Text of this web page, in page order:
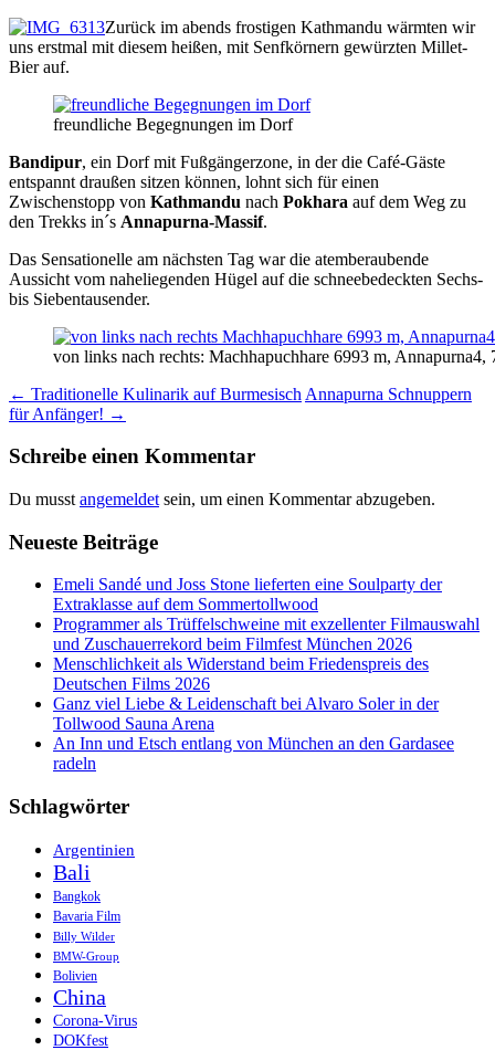
Zurück im abends frostigen Kathmandu wärmten wir
uns erstmal mit diesem heißen, mit Senfkörnern gewürzten Millet-
Bier auf.
freundliche Begegnungen im Dorf
Bandipur, ein Dorf mit Fußgängerzone, in der die Café-Gäste
entspannt draußen sitzen können, lohnt sich für einen
Zwischenstopp von Kathmandu nach Pokhara auf dem Weg zu
den Trekks in´s Annapurna-Massif.
Das Sensationelle am nächsten Tag war die atemberaubende
Aussicht vom naheliegenden Hügel auf die schneebedeckten Sechs-
bis Siebentausender.
von links nach rechts: Machhapuchhare 6993 m,
Beitrags-
Navigation
← Traditionelle Kulinarik auf Burmesisch Annapurna Schnuppern
für Anfänger! →
Schreibe einen Kommentar
Du musst angemeldet sein, um einen Kommentar abzugeben.
Neueste Beiträge
Emeli Sandé und Joss Stone lieferten eine Soulparty der
Extraklasse auf dem Sommertollwood
Programmer als Trüffelschweine mit exzellenter Filmauswahl
und Zuschauerrekord beim Filmfest München 2026
Menschlichkeit als Widerstand beim Friedenspreis des
Deutschen Films 2026
Ganz viel Liebe & Leidenschaft bei Alvaro Soler in der
Tollwood Sauna Arena
An Inn und Etsch entlang von München an den Gardasee
radeln
Schlagwörter
Argentinien
Bali
Bangkok
Bavaria Film
Billy Wilder
BMW-Group
Bolivien
China
Corona-Virus
DOKfest